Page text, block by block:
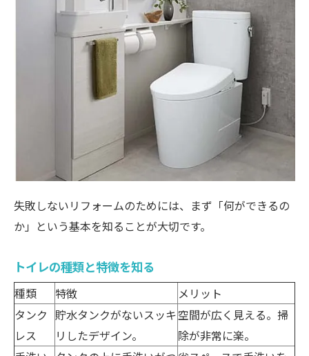
失敗しないリフォームのためには、まず「何ができるの
か」という基本を知ることが大切です。
トイレの種類と特徴を知る
種類 特徴
メリット
タンク
レス
貯水タンクがないスッキ
リしたデザイン。
空間が広く見える。掃
除が非常に楽。